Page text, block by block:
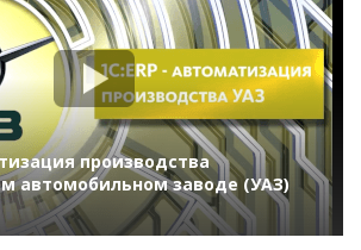
производства
автомобильном заводе (УАЗ)